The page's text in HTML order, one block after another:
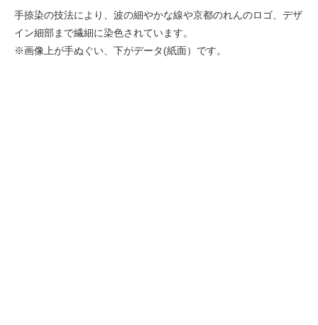
手捺染の技法により、波の細やかな線や京都のれんのロゴ、デザ
イン細部まで繊細に染色されています。
※画像上が手ぬぐい、下がデータ(紙面）です。